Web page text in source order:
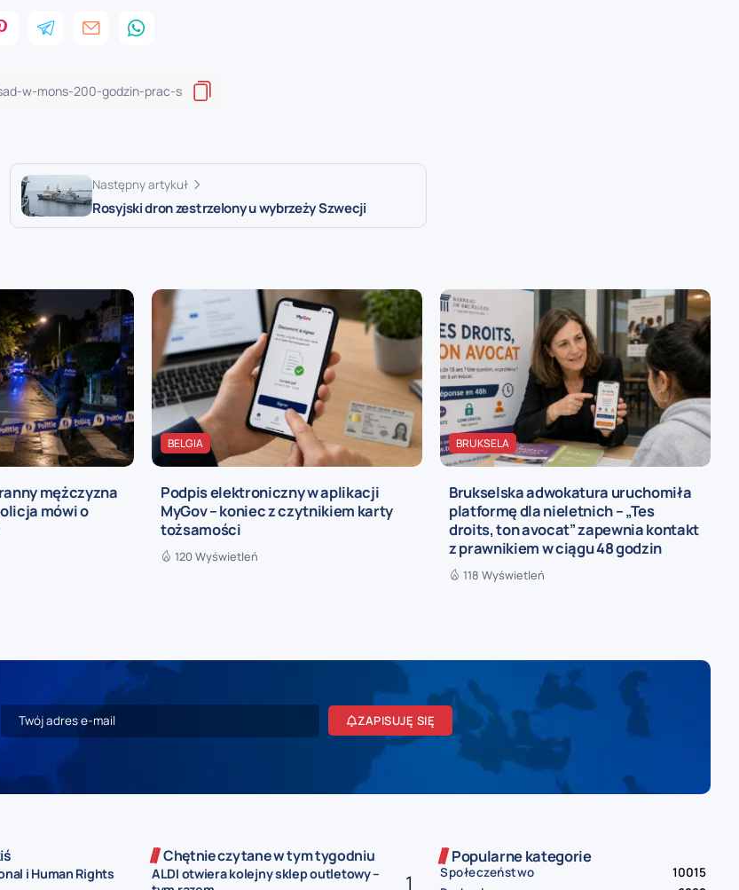
Następny artykuł
Rosyjski dron zestrzelony u wybrzeży Szwecji
mężczyzna
mówi o
BELGIA
Podpis elektroniczny w aplikacji
MyGov – koniec z czytnikiem karty
tożsamości
120 Wyświetleń
BRUKSELA
Brukselska adwokatura uruchomiła
platformę dla nieletnich – „Tes
droits, ton avocat” zapewnia kontakt
z prawnikiem w ciągu 48 godzin
118 Wyświetleń
ZAPISUJĘ SIĘ
i Human Rights
Chętnie czytane w tym tygodniu
ALDI otwiera kolejny sklep outletowy –
Popularne kategorie
Społeczeństwo
10015